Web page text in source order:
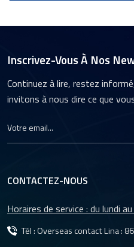
Inscrivez-Vous À Nos
Continuez à lire, restez
invitons à nous dire ce que
CONTACTEZ-NOUS
Horaires de service : du lundi
Tél : Overseas contact Lina :